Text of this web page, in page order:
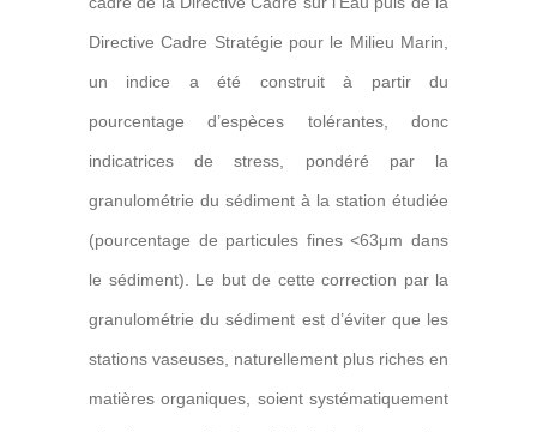
Directive Cadre Stratégie pour le Milieu Marin,
un indice a été construit à partir du
pourcentage d’espèces tolérantes, donc
indicatrices de stress, pondéré par la
granulométrie du sédiment à la station étudiée
(pourcentage de particules fines <63μm dans
le sédiment). Le but de cette correction par la
granulométrie du sédiment est d’éviter que les
stations vaseuses, naturellement plus riches en
matières organiques, soient systématiquement